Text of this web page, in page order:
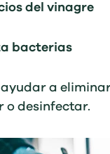
del vinagre
bacterias
ayudar a
o desinfectar.